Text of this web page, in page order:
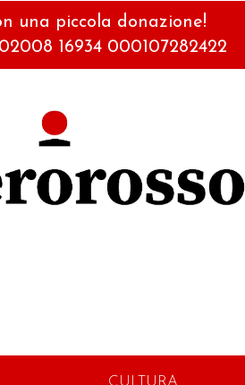
una piccola donazione!
16934 000107282422
CULTURA